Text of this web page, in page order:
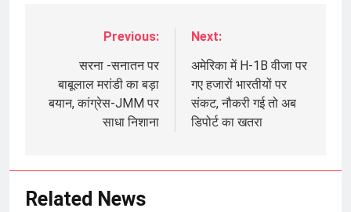
navigation
Previous:
सरना -सनातन पर
बाबूलाल मरांडी का बड़ा
बयान, कांग्रेस-JMM पर
साधा निशाना
Next:
अमेरिका में H-1B वीजा पर
गए हजारों भारतीयों पर
संकट, नौकरी गई तो अब
डिपोर्ट का खतरा
Related News